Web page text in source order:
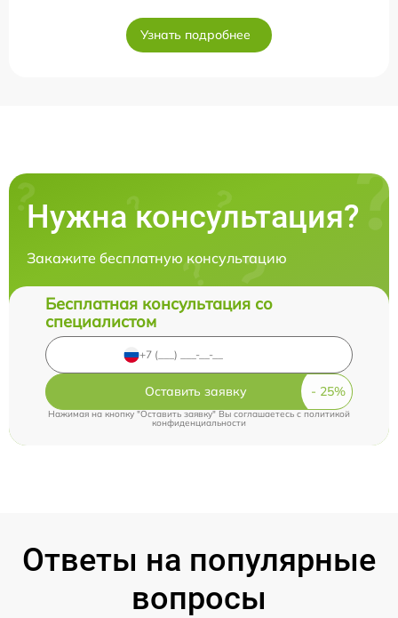
Узнать подробнее
Нужна консультация?
Закажите бесплатную консультацию
Бесплатная консультация со
специалистом
Оставить заявку
Нажимая на кнопку "Оставить заявку" Вы соглашаетесь cполитикой
конфиденциальности
Ответы на популярные
вопросы